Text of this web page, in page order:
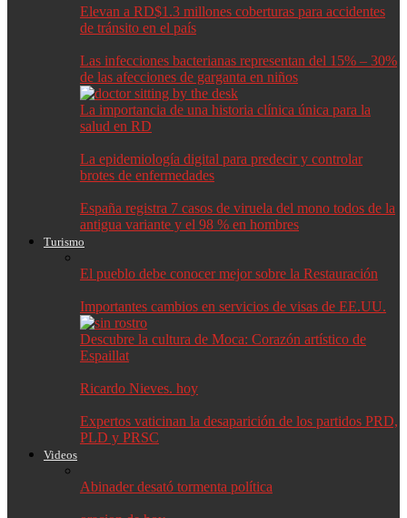
Elevan a RD$1.3 millones coberturas para accidentes
de tránsito en el país
Las infecciones bacterianas representan del 15% – 30%
de las afecciones de garganta en niños
La importancia de una historia clínica única para la
salud en RD
La epidemiología digital para predecir y controlar
brotes de enfermedades
España registra 7 casos de viruela del mono todos de la
antigua variante y el 98 % en hombres
Turismo
El pueblo debe conocer mejor sobre la Restauración
Importantes cambios en servicios de visas de EE.UU.
Descubre la cultura de Moca: Corazón artístico de
Espaillat
Ricardo Nieves. hoy
Expertos vaticinan la desaparición de los partidos PRD,
PLD y PRSC
Videos
Abinader desató tormenta política